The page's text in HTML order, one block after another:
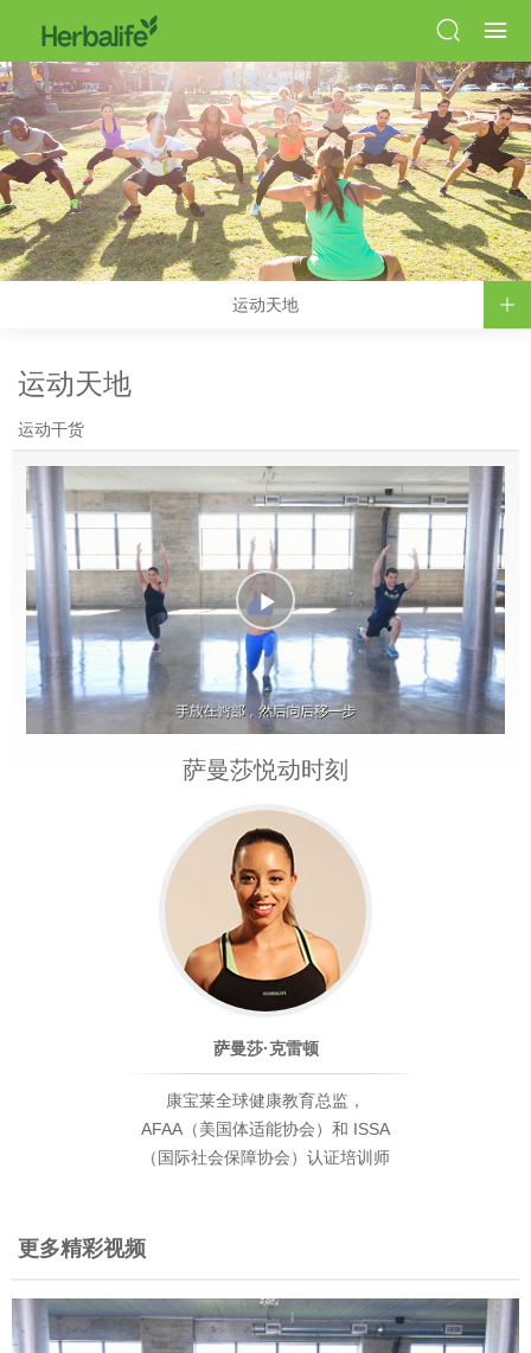
运动天地
运动天地
运动干货
Play
Video
萨曼莎悦动时刻
萨曼莎·克雷顿
康宝莱全球健康教育总监，
AFAA（美国体适能协会）和 ISSA
（国际社会保障协会）认证培训师
更多精彩视频